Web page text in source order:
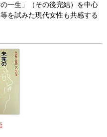
一生」（その後完結）を中心
を試みた現代女性も共感する